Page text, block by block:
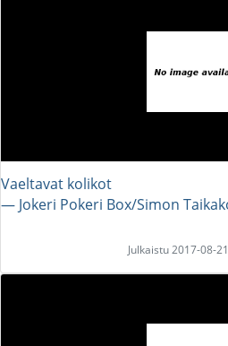
Vaeltavat kolikot
― Jokeri Pokeri Box/Simon
Julkaistu 2017-08-